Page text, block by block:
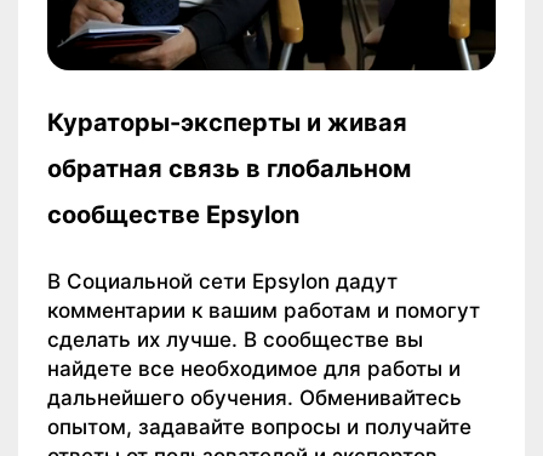
Кураторы-эксперты и живая
обратная связь в глобальном
сообществе Epsylon
В Социальной сети Epsylon дадут
комментарии к вашим работам и помогут
сделать их лучше. В сообществе вы
найдете все необходимое для работы и
дальнейшего обучения. Обменивайтесь
опытом, задавайте вопросы и получайте